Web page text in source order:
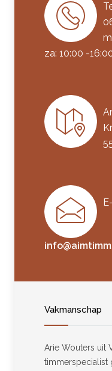
za: 10:00 -
Vakmanschap
Arie Wouters uit
timmerspecialist